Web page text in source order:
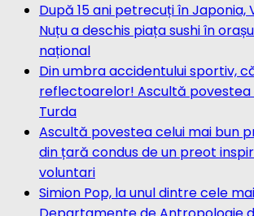
După 15 ani petrecuți în Japonia,
Nuțu a deschis piața sushi în
național
Din umbra accidentului sportiv,
reflectoarelor! Ascultă povestea
Turda
Ascultă povestea celui mai bun
din țară condus de un preot
voluntari
Simion Pop, la unul dintre cele